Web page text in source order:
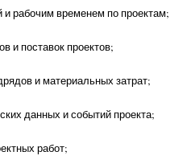
и рабочим временем по проектам;
и поставок проектов;
и материальных затрат;
данных и событий проекта;
работ;